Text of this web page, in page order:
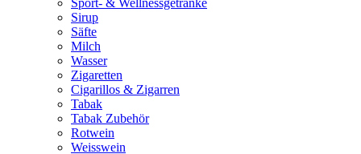
Sport- & Wellnessgetränke
Sirup
Säfte
Milch
Wasser
Zigaretten
Cigarillos & Zigarren
Tabak
Tabak Zubehör
Rotwein
Weisswein